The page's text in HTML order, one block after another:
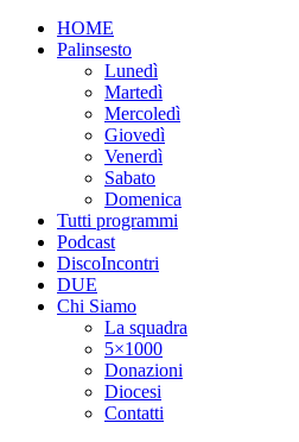
HOME
Palinsesto
Lunedì
Martedì
Mercoledì
Giovedì
Venerdì
Sabato
Domenica
Tutti programmi
Podcast
DiscoIncontri
DUE
Chi Siamo
La squadra
5×1000
Donazioni
Diocesi
Contatti